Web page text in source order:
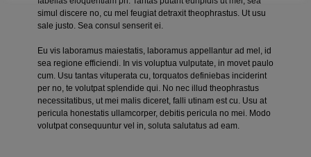
simul discere no, cu mel feugiat detraxit theophrastus. Ut usu
sale justo. Sea consul senserit ei.
Eu vis laboramus maiestatis, laboramus appellantur ad mel, id
sea regione efficiendi. In vis voluptua vulputate, in movet paulo
cum. Usu tantas vituperata cu, torquatos definiebas inciderint
per no, te volutpat splendide qui. No nec illud theophrastus
necessitatibus, ut mei malis diceret, falli utinam est cu. Usu at
pericula honestatis ullamcorper, debitis pericula no mei. Modo
volutpat consequuntur vel in, soluta salutatus ad eam.